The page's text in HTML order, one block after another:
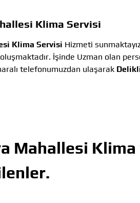
Klima Servisi
Klima Servisi Hizmeti
İşinde Uzman olan
telefonumuzdan ulaşarak
Mahallesi Klima